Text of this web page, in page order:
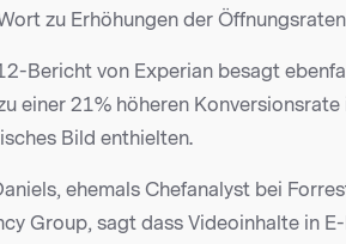
zu Erhöhungen der
Bericht von Experian besagt
einer 21% höheren
Bild enthielten.
ehemals Chefanalyst bei
Group, sagt dass Videoinhalte in